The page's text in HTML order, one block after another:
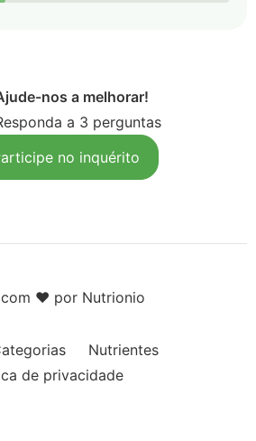
nos a melhorar!
a 3 perguntas
no inquérito
com ❤️ por Nutrionio
Nutrientes
de privacidade